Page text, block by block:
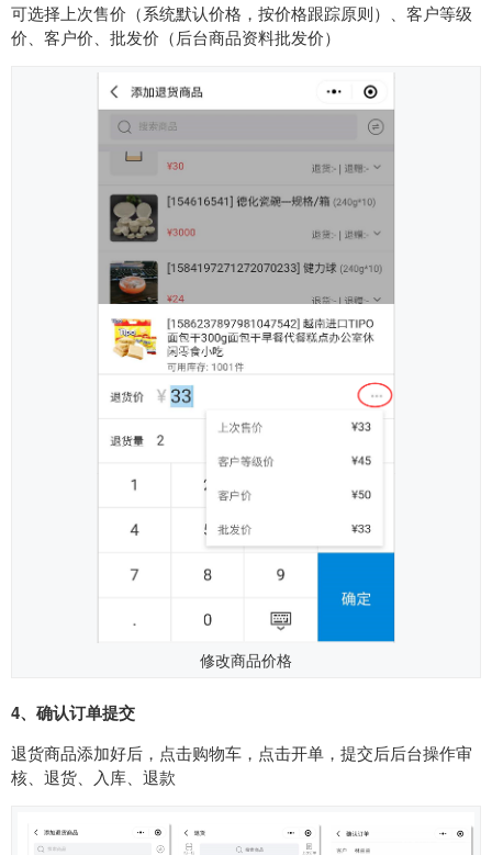
可选择上次售价（系统默认价格，按价格跟踪原则）、客户等级
价、客户价、批发价（后台商品资料批发价）
修改商品价格
4、确认订单提交
退货商品添加好后，点击购物车，点击开单，提交后后台操作审
核、退货、入库、退款